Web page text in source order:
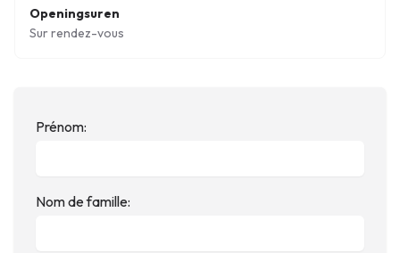
Openingsuren
Sur rendez-vous
Prénom:
Nom de famille: